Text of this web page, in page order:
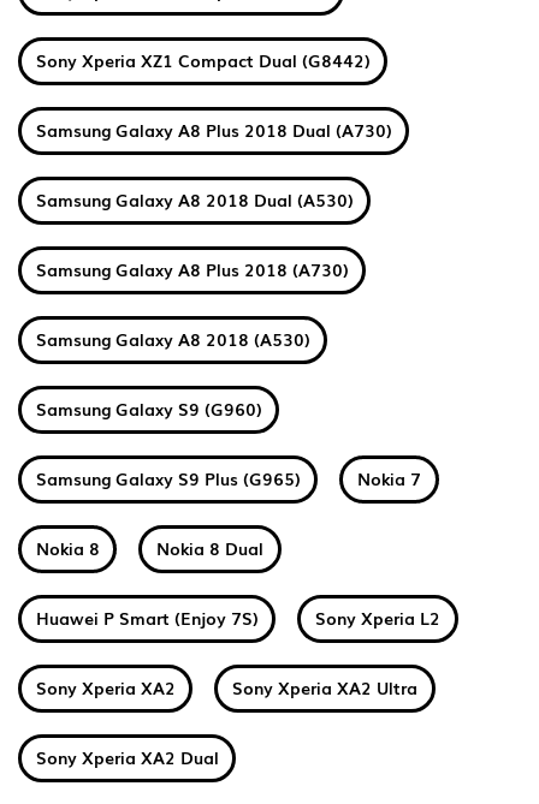
Sony Xperia XZ1 Compact Dual (G8442)
Samsung Galaxy A8 Plus 2018 Dual (A730)
Samsung Galaxy A8 2018 Dual (A530)
Samsung Galaxy A8 Plus 2018 (A730)
Samsung Galaxy A8 2018 (A530)
Samsung Galaxy S9 (G960)
Samsung Galaxy S9 Plus (G965) Nokia 7
Nokia 8 Nokia 8 Dual
Huawei P Smart (Enjoy 7S) Sony Xperia L2
Sony Xperia XA2 Sony Xperia XA2 Ultra
Sony Xperia XA2 Dual